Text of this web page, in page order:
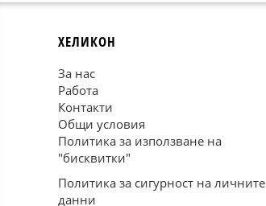
ХЕЛИКОН
За нас
Работа
Контакти
Общи условия
Политика за използване на
"бисквитки"
Политика за сигурност на личните
данни